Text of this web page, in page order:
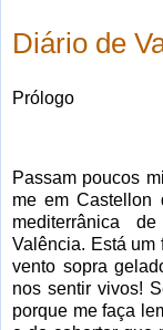
Diário de
Prólogo
Passam poucos
me em Castellon
mediterrânica
Valência. Está um
vento sopra
nos sentir vivos!
porque me faça